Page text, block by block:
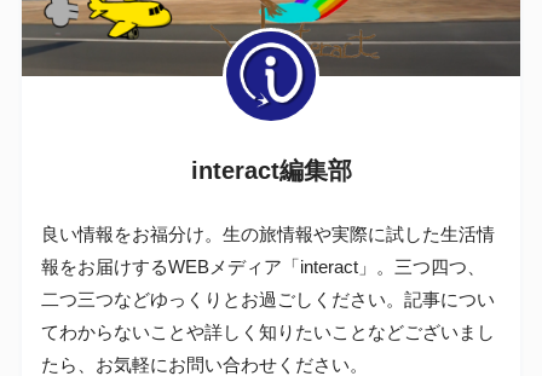
interact編集部
良い情報をお福分け。生の旅情報や実際に試した生活情
報をお届けするWEBメディア「interact」。三つ四つ、
二つ三つなどゆっくりとお過ごしください。記事につい
てわからないことや詳しく知りたいことなどございまし
たら、お気軽にお問い合わせください。